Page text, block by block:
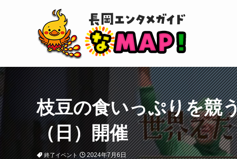
枝豆の食いっぷりを競
（日）開催
終了イベント 2024年7月6日